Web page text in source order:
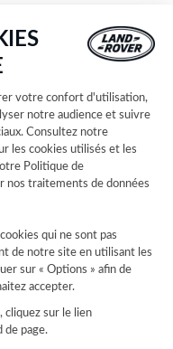
votre confort d'utilisation,
notre audience et suivre
Consultez notre
les cookies utilisés et les
Politique de
nos traitements de données
qui ne sont pas
de notre site en utilisant les
sur « Options » afin de
accepter.
cliquez sur le lien
de page.